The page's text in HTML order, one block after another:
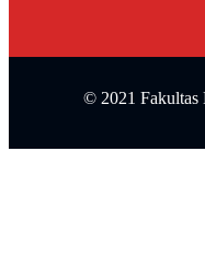
© 2021 Fakultas